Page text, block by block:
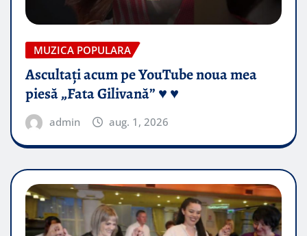
MUZICA POPULARA
Ascultați acum pe YouTube noua mea
piesă „Fata Gilivană” ♥️ ♥️
admin aug. 1, 2026